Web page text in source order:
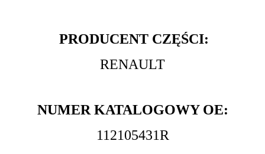
PRODUCENT CZĘŚCI:
RENAULT
NUMER KATALOGOWY OE:
112105431R